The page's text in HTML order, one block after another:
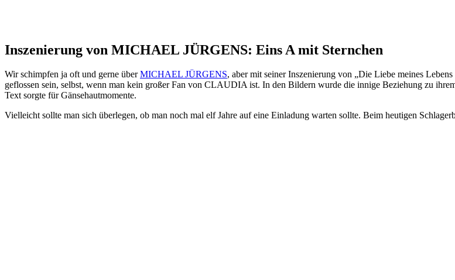
Inszenierung von MICHAEL JÜRGENS: Eins A mit Sternchen
Wir schimpfen ja oft und gerne überMICHAEL JÜRGENS, aber mit seiner Inszenierung von „Die Liebe meines
geflossen sein, selbst, wenn man kein großer Fan von CLAUDIA ist. In den Bildern wurde die innige Beziehung zu
Text sorgte für Gänsehautmomente.
Vielleicht sollte man sich überlegen, ob man noch mal elf Jahre auf eine Einladung warten sollte. Beim heutigen